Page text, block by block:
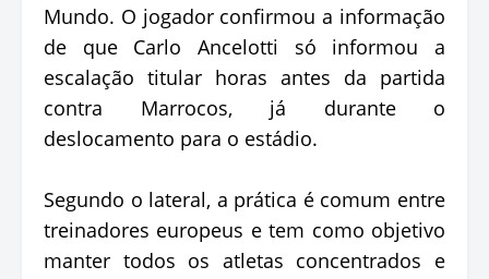
Mundo. O jogador confirmou a informação
de que Carlo Ancelotti só informou a
escalação titular horas antes da partida
contra Marrocos, já durante o
deslocamento para o estádio.
Segundo o lateral, a prática é comum entre
treinadores europeus e tem como objetivo
manter todos os atletas concentrados e